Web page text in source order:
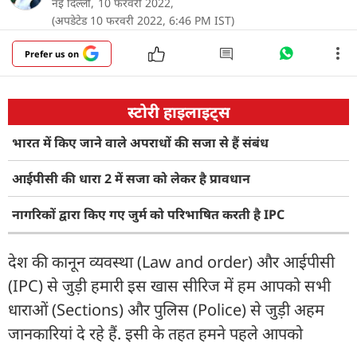
(अपडेटेड 10 फरवरी 2022, 6:46 PM IST)
Prefer us on
स्टोरी हाइलाइट्स
भारत में किए जाने वाले अपराधों की सजा से हैं संबंध
आईपीसी की धारा 2 में सजा को लेकर है प्रावधान
नागरिकों द्वारा किए गए जुर्म को परिभाषित करती है IPC
देश की कानून व्यवस्था (Law and order) और आईपीसी
(IPC) से जुड़ी हमारी इस खास सीरिज में हम आपको सभी
धाराओं (Sections) और पुलिस (Police) से जुड़ी अहम
जानकारियां दे रहे हैं. इसी के तहत हमने पहले आपको